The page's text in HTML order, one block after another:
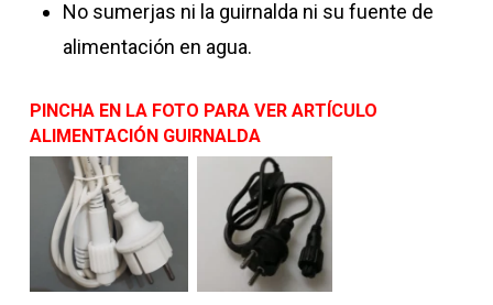
No sumerjas ni la guirnalda ni su fuente de
alimentación en agua.
PINCHA EN LA FOTO PARA VER ARTÍCULO
ALIMENTACIÓN GUIRNALDA